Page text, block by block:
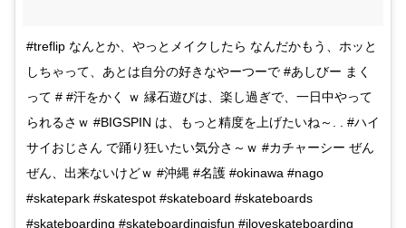
#treflip なんとか、やっとメイクしたら なんだかもう、ホッと
しちゃって、あとは自分の好きなやーつーで #あしびー まく
って # #汗をかく ｗ 縁石遊びは、楽し過ぎで、一日中やって
られるさｗ #BIGSPIN は、もっと精度を上げたいね～. . #ハイ
サイおじさん で踊り狂いたい気分さ～ｗ #カチャーシー ぜん
ぜん、出来ないけどｗ #沖縄 #名護 #okinawa #nago
#skatepark #skatespot #skateboard #skateboards
#skateboarding #skateboardingisfun #iloveskateboarding